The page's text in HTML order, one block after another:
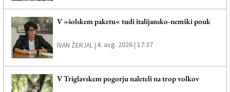
V »šolskem paketu« tudi italijansko-nemški pouk
IVAN ŽERJAL |4. avg. 2026 | 17:37
V Triglavskem pogorju naleteli na trop volkov